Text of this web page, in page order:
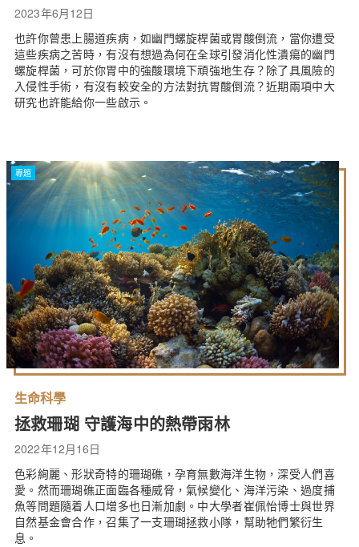
2023年6月12日
也許你曾患上腸道疾病，如幽門螺旋桿菌或胃酸倒流，當你遭受
這些疾病之苦時，有沒有想過為何在全球引發消化性潰瘍的幽門
螺旋桿菌，可於你胃中的強酸環境下頑強地生存？除了具風險的
入侵性手術，有沒有較安全的方法對抗胃酸倒流？近期兩項中大
研究也許能給你一些啟示。
專題
生命科學
拯救珊瑚 守護海中的熱帶雨林
2022年12月16日
色彩絢麗、形狀奇特的珊瑚礁，孕育無數海洋生物，深受人們喜
愛。然而珊瑚礁正面臨各種威脅，氣候變化、海洋污染、過度捕
魚等問題隨着人口增多也日漸加劇。中大學者崔佩怡博士與世界
自然基金會合作，召集了一支珊瑚拯救小隊，幫助牠們繁衍生
息。